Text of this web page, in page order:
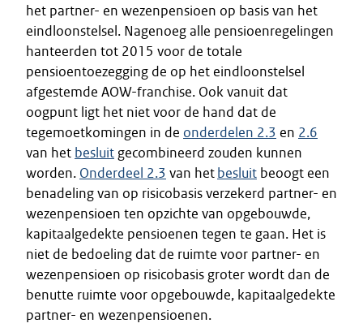
het partner- en wezenpensioen op basis van het
eindloonstelsel. Nagenoeg alle pensioenregelingen
hanteerden tot 2015 voor de totale
pensioentoezegging de op het eindloonstelsel
afgestemde AOW-franchise. Ook vanuit dat
oogpunt ligt het niet voor de hand dat de
tegemoetkomingen in de onderdelen 2.3 en 2.6
van het besluit gecombineerd zouden kunnen
worden. Onderdeel 2.3 van het besluit beoogt een
benadeling van op risicobasis verzekerd partner- en
wezenpensioen ten opzichte van opgebouwde,
kapitaalgedekte pensioenen tegen te gaan. Het is
niet de bedoeling dat de ruimte voor partner- en
wezenpensioen op risicobasis groter wordt dan de
benutte ruimte voor opgebouwde, kapitaalgedekte
partner- en wezenpensioenen.